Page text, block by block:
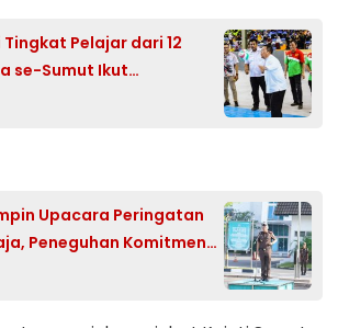
Pelajar dari 12
se-Sumut Ikut
Wali Kota
Upacara Peringatan
Peneguhan Komitmen
Hukum yang